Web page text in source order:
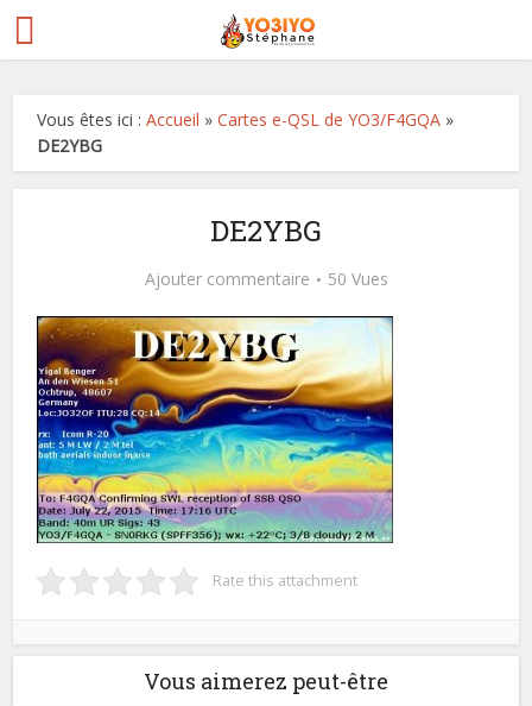
Vous êtes ici :Accueil »Cartes e-QSL de YO3/F4GQA »
DE2YBG
DE2YBG
Ajouter commentaire 50 Vues
Rate this attachment
Vous aimerez peut-être